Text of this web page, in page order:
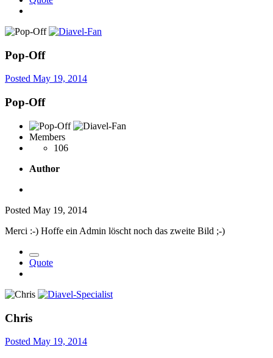
Pop-Off
Posted May 19, 2014
Pop-Off
Members
106
Author
Posted May 19, 2014
Merci :-) Hoffe ein Admin löscht noch das zweite Bild ;-)
Quote
Chris
Posted May 19, 2014